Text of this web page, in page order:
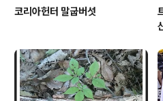
코리아헌터 말굽버섯